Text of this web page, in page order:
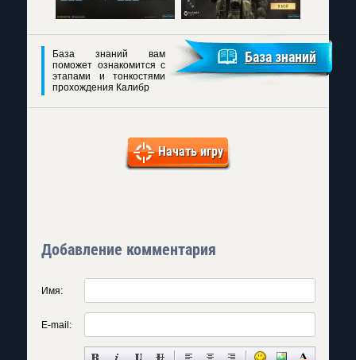
База знаний вам
поможет ознакомится с
этапами и тонкостями
прохождения Калибр
База знаний
Начать игру
Добавление комментария
Имя:
E-mail: